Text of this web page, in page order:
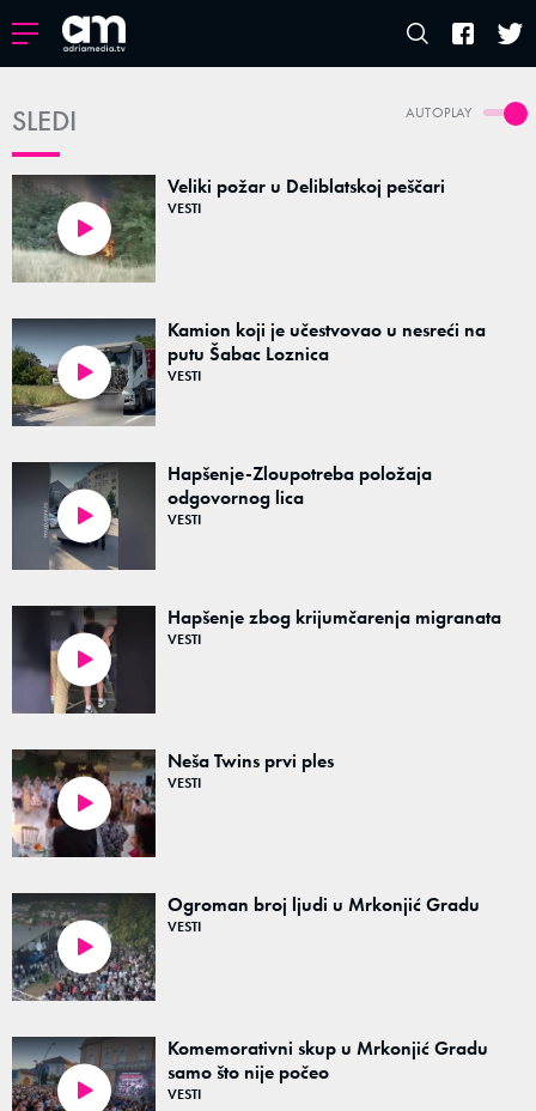
AUTOPLAY
SLEDI
Veliki požar u Deliblatskoj peščari
VESTI
Kamion koji je učestvovao u nesreći na
putu Šabac Loznica
VESTI
Hapšenje-Zloupotreba položaja
odgovornog lica
VESTI
Hapšenje zbog krijumčarenja migranata
VESTI
Neša Twins prvi ples
VESTI
Ogroman broj ljudi u Mrkonjić Gradu
VESTI
Komemorativni skup u Mrkonjić Gradu
samo što nije počeo
VESTI